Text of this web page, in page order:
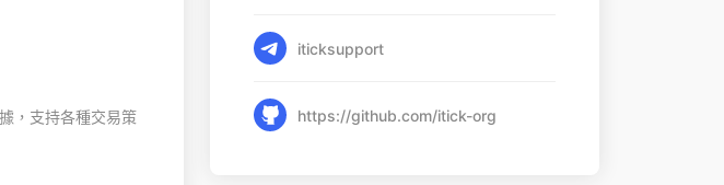
，支持各種交易策
iticksupport
https://github.com/itick-org